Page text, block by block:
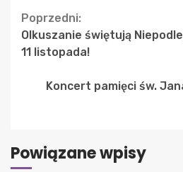
Continue
Reading
Poprzedni:
Olkuszanie świętują
11 listopada!
Koncert pamięci św.
Powiązane wpisy